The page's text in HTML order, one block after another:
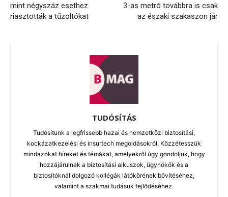
mint négyszáz esethez
riasztották a tűzoltókat
3-as metró továbbra is csak
az északi szakaszon jár
TUDÓSÍTÁS
Tudósítunk a legfrissebb hazai és nemzetközi biztosítási,
kockázatkezelési és insurtech megoldásokról. Közzétesszük
mindazokat híreket és témákat, amelyekről úgy gondoljuk, hogy
hozzájárulnak a biztosítási alkuszok, ügynökök és a
biztosítóknál dolgozó kollégák látókörének bővítéséhez,
valamint a szakmai tudásuk fejlődéséhez.